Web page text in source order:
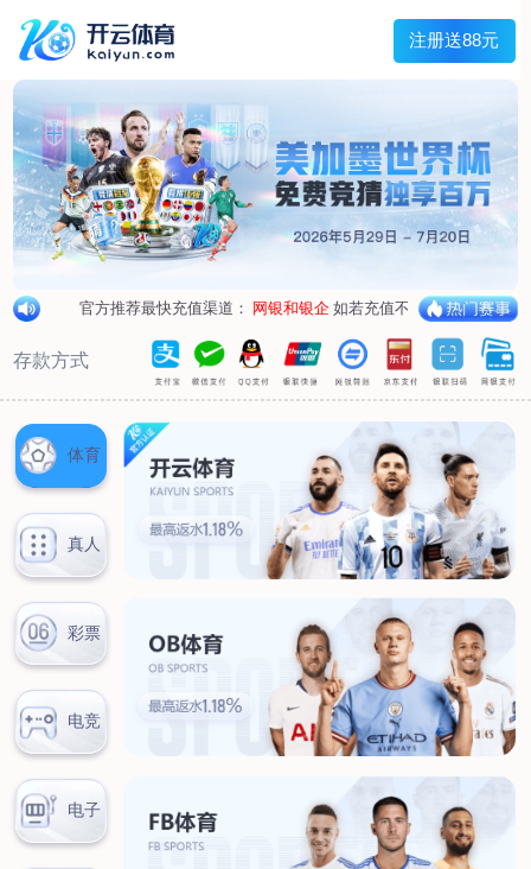
Menu
网站首页
关于我们
产品中心
荣誉资质
厂区设备
人才招聘
新闻中心
销售网点